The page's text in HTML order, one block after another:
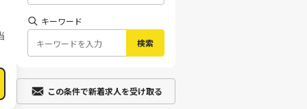
キーワード
検索
この条件で新着求人を受け取る